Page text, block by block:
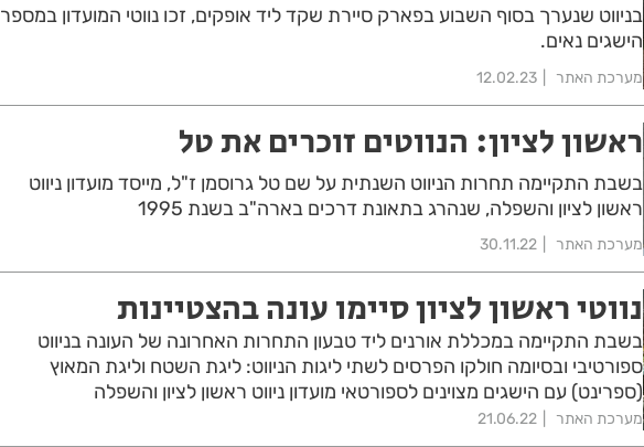
בניווט שנערך בסוף השבוע בפארק סיירת שקד ליד אופקים, זכו נווטי המועדון במספר
הישגים נאים.
מערכת האתר 12.02.23
ראשון לציון: הנווטים זוכרים את טל
בשבת התקיימה תחרות הניווט השנתית על שם טל גרוסמן ז"ל, מייסד מועדון ניווט
ראשון לציון והשפלה, שנהרג בתאונת דרכים בארה"ב בשנת 1995
מערכת האתר 30.11.22
נווטי ראשון לציון סיימו עונה בהצטיינות
בשבת התקיימה במכללת אורנים ליד טבעון התחרות האחרונה של העונה בניווט
ספורטיבי ובסיומה חולקו הפרסים לשתי ליגות הניווט: ליגת השטח וליגת המאוץ
(ספרינט) עם הישגים מצוינים לספורטאי מועדון ניווט ראשון לציון והשפלה
מערכת האתר 21.06.22